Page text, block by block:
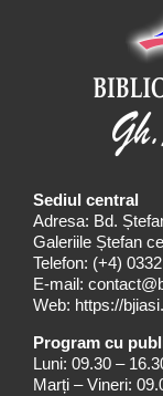
Sediul central
Adresa: Bd.
Galeriile Ștefan
Telefon: (+4)
E-mail:
Web: https://
Program cu
Luni: 09.30 –
Marți – Vineri: